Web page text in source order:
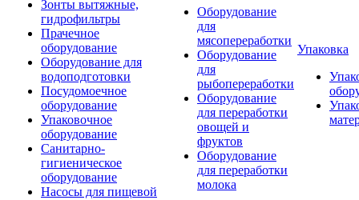
Зонты вытяжные,
гидрофильтры
Прачечное
оборудование
Оборудование для
водоподготовки
Посудомоечное
оборудование
Упаковочное
оборудование
Санитарно-
гигиеническое
оборудование
Насосы для пищевой
Оборудование
для
мясопереработки
Оборудование
для
рыбопереработки
Оборудование
для переработки
овощей и
фруктов
Оборудование
для переработки
молока
Упаковка